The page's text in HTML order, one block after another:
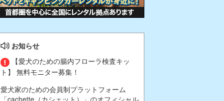
お知らせ
【愛犬のための腸内フローラ検査キッ
ト】 無料モニター募集！
愛犬家のための会員制プラットフォーム
「cachette（カシェット）」のオフィシャル